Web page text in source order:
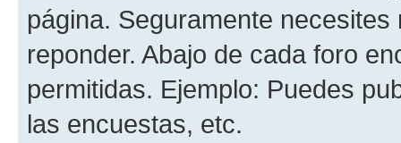
página. Seguramente
reponder. Abajo de cada foro
permitidas. Ejemplo: Puedes
las encuestas, etc.